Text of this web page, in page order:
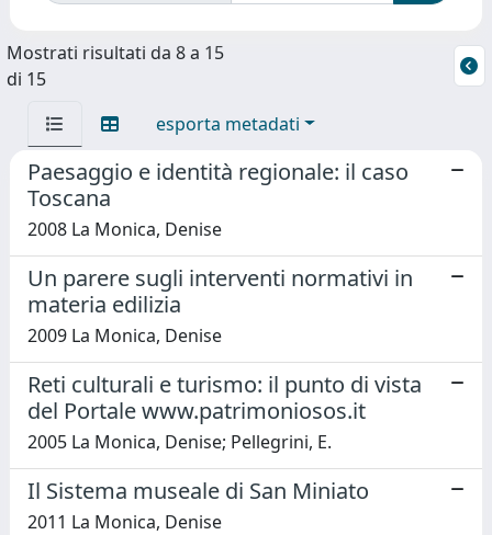
Mostrati risultati da 8 a 15
di 15
esporta metadati
Paesaggio e identità regionale: il caso
Toscana
2008 La Monica, Denise
Un parere sugli interventi normativi in
materia edilizia
2009 La Monica, Denise
Reti culturali e turismo: il punto di vista
del Portale www.patrimoniosos.it
2005 La Monica, Denise; Pellegrini, E.
Il Sistema museale di San Miniato
2011 La Monica, Denise